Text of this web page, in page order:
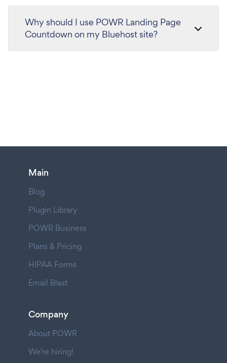
Why should I use POWR Landing Page
Countdown on my Bluehost site?
Main
Blog
Plugin Library
POWR Business
Plans & Pricing
HIPAA Forms
Email Blast
Company
About POWR
We're hiring!